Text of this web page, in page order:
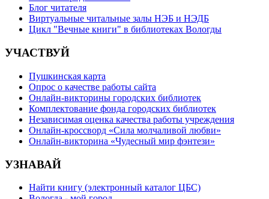
Блог читателя
Виртуальные читальные залы НЭБ и НЭДБ
Цикл "Вечные книги" в библиотеках Вологды
УЧАСТВУЙ
Пушкинская карта
Опрос о качестве работы сайта
Онлайн-викторины городских библиотек
Комплектование фонда городских библиотек
Независимая оценка качества работы учреждения
Онлайн-кроссворд «Сила молчаливой любви»
Онлайн-викторина «Чудесный мир фэнтези»
УЗНАВАЙ
Найти книгу (электронный каталог ЦБС)